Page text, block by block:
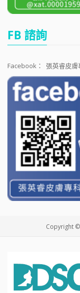
FB 諮詢
Facebook： 張英睿皮膚
Copyright